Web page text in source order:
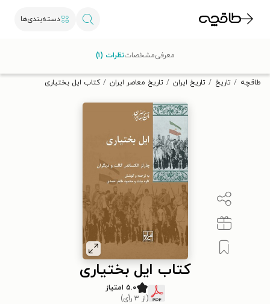
دسته‌بندی‌ها
تخفیف از طاقچه دریافت کن.
طاقچه تاریخ تاریخ ایران تاریخ معاصر ایران کتاب ایل بختیاری
کتاب ایل بختیاری
۵.۰ امتیاز
(از ۳ رأی)
معرفیمشخصاتنظرات (۱)